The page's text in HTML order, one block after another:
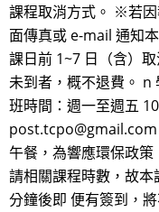
課程取消方式。 ※若
面傳真或 e-mail 通知
課日前 1~7 日（含）
未到者，概不退費。 n
班時間：週一至週五
post.tcpo@gmail.com
午餐，為響應環保政
請相關課程時數，故
分鐘後即 便有簽到，